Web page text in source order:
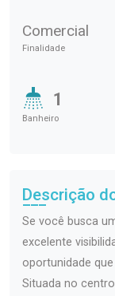
Comercial
Finalidade
1
Banheiro
Descrição
Se você busca
excelente
oportunidade
Situada no